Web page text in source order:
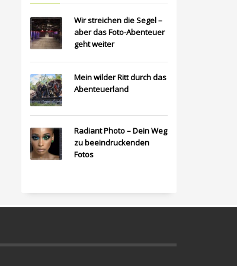
Wir streichen die Segel –
aber das Foto-Abenteuer
geht weiter
Mein wilder Ritt durch das
Abenteuerland
Radiant Photo – Dein Weg
zu beeindruckenden
Fotos